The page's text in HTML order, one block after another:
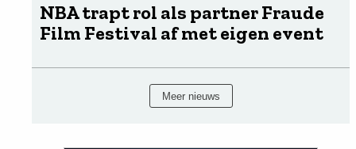
NBA trapt rol als partner Fraude
Film Festival af met eigen event
Meer nieuws